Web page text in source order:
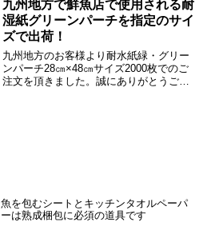
九州地方で鮮魚店で使用される耐
湿紙グリーンパーチを指定のサイ
ズで出荷！
九州地方のお客様より耐水紙緑・グリー
ンパーチ28㎝×48㎝サイズ2000枚でのご
注文を頂きました。誠にありがとうござ
魚を包むシートとキッチンタオルペーパ
ーは熟成梱包に必須の道具です